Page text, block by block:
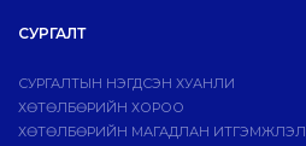
СУРГАЛТ
СУРГАЛТЫН НЭГДСЭН ХУАНЛИ
ХӨТӨЛБӨРИЙН ХОРОО
ХӨТӨЛБӨРИЙН МАГАДЛАН ИТГЭМЖЛЭЛ